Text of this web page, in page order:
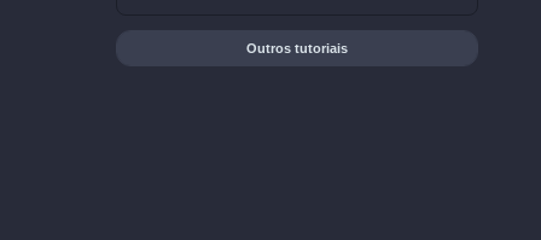
Outros tutoriais